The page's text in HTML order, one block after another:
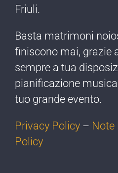
Friuli.
Basta matrimoni
finiscono mai, grazie
sempre a tua
pianificazione
tuo grande evento.
Privacy Policy – Note
Policy